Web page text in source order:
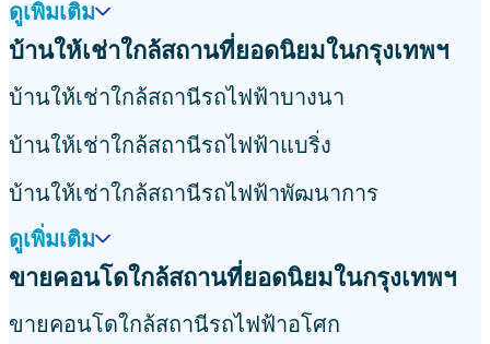
ดูเพิ่มเติม
บ้านให้เช่าใกล้สถานที่ยอดนิยมในกรุงเทพฯ
บ้านให้เช่าใกล้สถานีรถไฟฟ้าบางนา
บ้านให้เช่าใกล้สถานีรถไฟฟ้าแบริ่ง
บ้านให้เช่าใกล้สถานีรถไฟฟ้าพัฒนาการ
ดูเพิ่มเติม
ขายคอนโดใกล้สถานที่ยอดนิยมในกรุงเทพฯ
ขายคอนโดใกล้สถานีรถไฟฟ้าอโศก